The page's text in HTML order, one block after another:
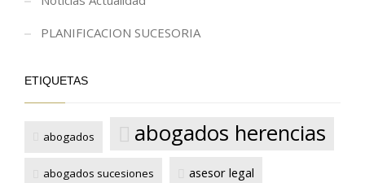
PLANIFICACION SUCESORIA
ETIQUETAS
abogados abogados herencias
abogados sucesiones asesor legal